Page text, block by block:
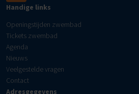
Handige links
Openingstijden zwembad
Tickets zwembad
Agenda
Nieuws
Veelgestelde vragen
Contact
Adresgegevens